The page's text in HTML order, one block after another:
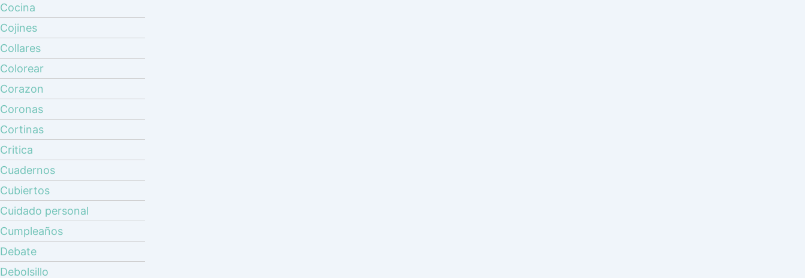
Cocina
Cojines
Collares
Colorear
Corazon
Coronas
Cortinas
Critica
Cuadernos
Cubiertos
Cuidado personal
Cumpleaños
Debate
Debolsillo